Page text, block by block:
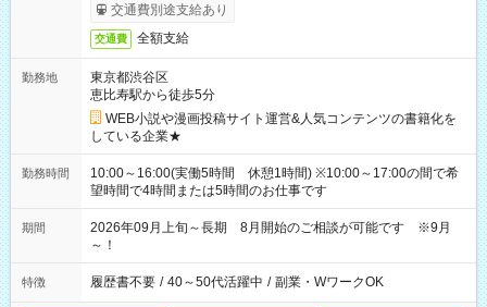
交通費別途支給あり
交通費 全額支給
勤務地
東京都渋谷区
恵比寿駅から徒歩5分
WEB小説や漫画投稿サイト運営&人気コンテンツの書籍化を
している企業★
勤務時間
10:00～16:00(実働5時間 休憩1時間) ※10:00～17:00の間で希
望時間で4時間または5時間のお仕事です
期間
2026年09月上旬～長期 8月開始のご相談が可能です ※9月
～！
特徴 履歴書不要 / 40～50代活躍中 / 副業・WワークOK